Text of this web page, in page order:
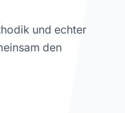
und echter
den